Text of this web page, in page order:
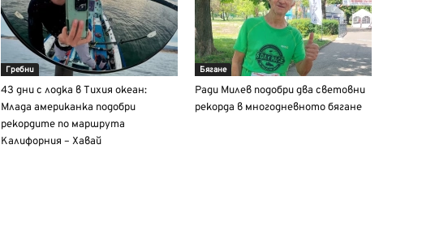
Гребни
43 дни с лодка в Тихия океан:
Млада американка подобри
рекордите по маршрута
Калифорния – Хавай
Бягане
Ради Милев подобри два световни
рекорда в многодневното бягане